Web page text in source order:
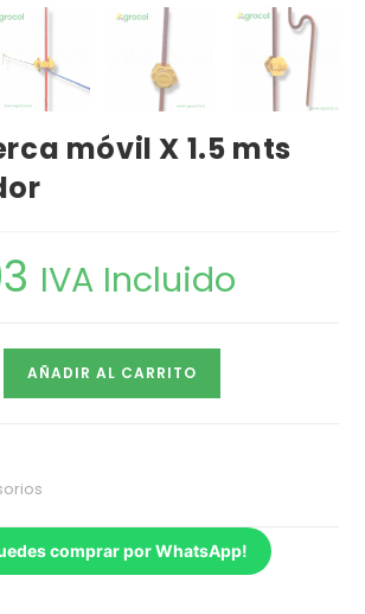
móvil X 1.5 mts
IVA Incluido
AÑADIR AL CARRITO
comprar por WhatsApp!